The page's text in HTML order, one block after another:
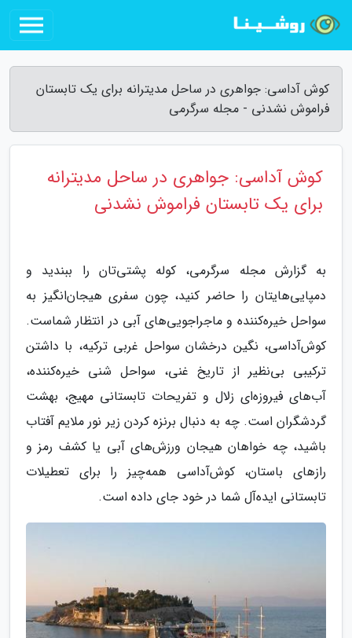
کوش آداسی: جواهری در ساحل مدیترانه برای یک تابستان
فراموش نشدنی - مجله سرگرمی
کوش آداسی: جواهری در ساحل مدیترانه
برای یک تابستان فراموش نشدنی
به گزارش مجله سرگرمی، کوله پشتی‌تان را ببندید و
دمپایی‌هایتان را حاضر کنید، چون سفری هیجان‌انگیز به
سواحل خیره‌کننده و ماجراجویی‌های آبی در انتظار شماست.
کوش‌آداسی، نگین درخشان سواحل غربی ترکیه، با داشتن
ترکیبی بی‌نظیر از تاریخ غنی، سواحل شنی خیره‌کننده،
آب‌های فیروزه‌ای زلال و تفریحات تابستانی مهیج، بهشت
گردشگران است. چه به دنبال برنزه کردن زیر نور ملایم آفتاب
باشید، چه خواهان هیجان ورزش‌های آبی یا کشف رمز و
رازهای باستان، کوش‌آداسی همه‌چیز را برای تعطیلات
تابستانی ایده‌آل شما در خود جای داده است.